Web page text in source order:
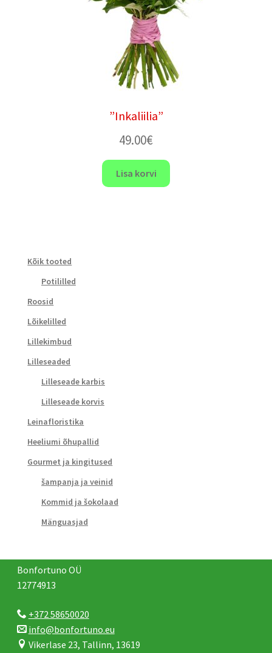
”Inkaliilia”
49.00€
Lisa korvi
Kõik tooted
Potililled
Roosid
Lõikelilled
Lillekimbud
Lilleseaded
Lilleseade karbis
Lilleseade korvis
Leinafloristika
Heeliumi õhupallid
Gourmet ja kingitused
šampanja ja veinid
Kommid ja šokolaad
Mänguasjad
Bonfortuno OÜ
12774913
+372 58650020
info@bonfortuno.eu
Vikerlase 23, Tallinn, 13619